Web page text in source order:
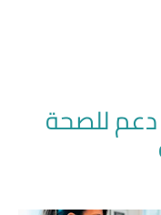
دعم للصحة